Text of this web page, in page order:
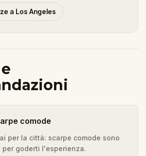
a Los Angeles
comode
per la città: scarpe comode sono
per goderti l'esperienza.